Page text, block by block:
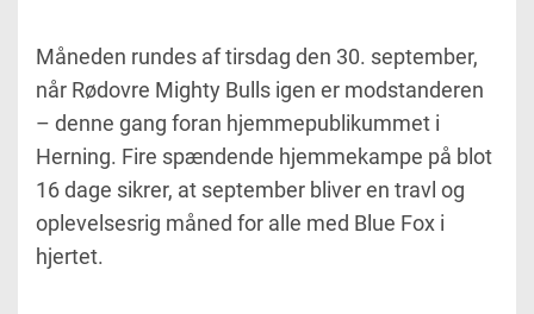
Måneden rundes af tirsdag den 30. september,
når Rødovre Mighty Bulls igen er modstanderen
– denne gang foran hjemmepublikummet i
Herning. Fire spændende hjemmekampe på blot
16 dage sikrer, at september bliver en travl og
oplevelsesrig måned for alle med Blue Fox i
hjertet.